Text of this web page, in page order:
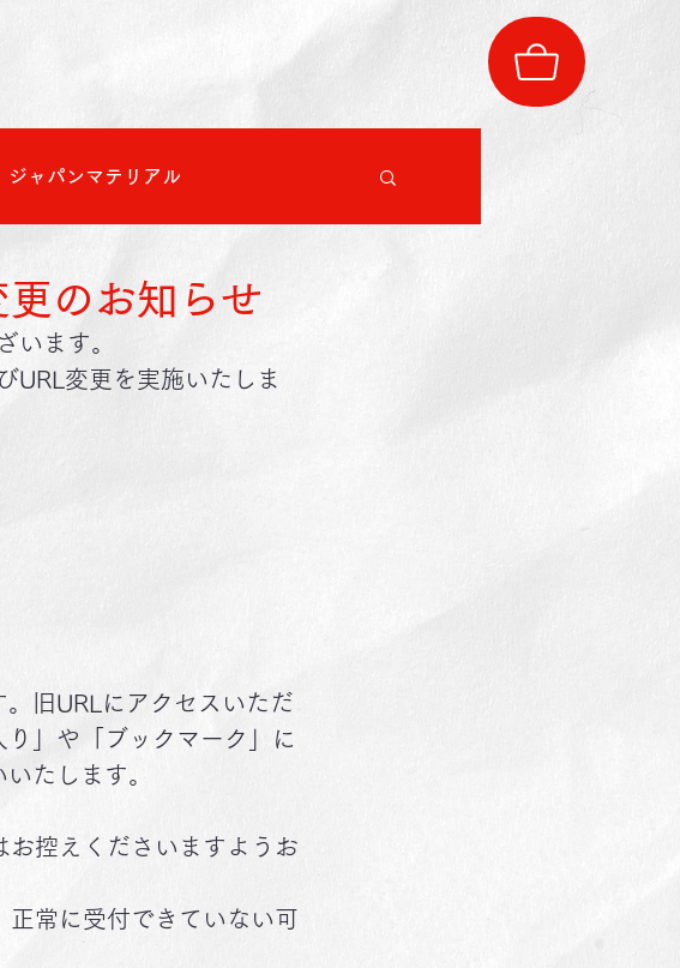
ジャパンマテリアル
のお知らせ
います。
URL変更を実施いたしま
旧URLにアクセスいただ
」や「ブックマーク」に
たします。
お控えくださいますようお
常に受付できていない可